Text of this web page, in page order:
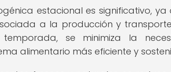
estacional es significativo, ya
a la producción y
se minimiza la
alimentario más eficiente y